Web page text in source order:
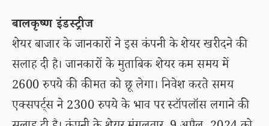
बालकृष्ण इंडस्ट्रीज
शेयर बाजार के जानकारों ने इस कंपनी के शेयर खरीदने की
सलाह दी है। जानकारों के मुताबिक शेयर कम समय में
2600 रुपये की कीमत को छू लेगा। निवेश करते समय
एक्सपर्ट्स ने 2300 रुपये के भाव पर स्टॉपलॉस लगाने की